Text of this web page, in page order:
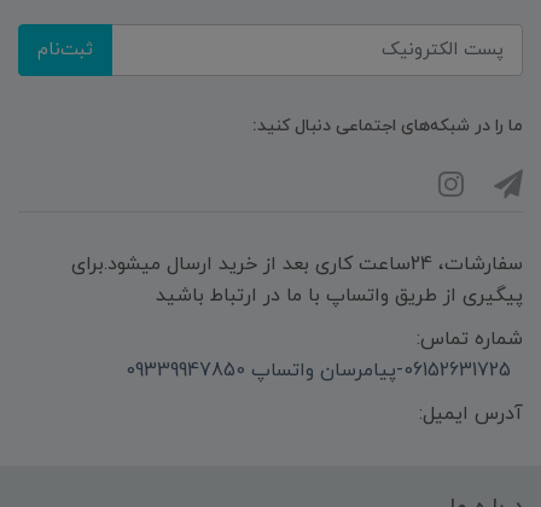
ثبت‌نام
ما را در شبکه‌های اجتماعی دنبال کنید:
سفارشات، 24ساعت کاری بعد از خرید ارسال میشود.برای
پیگیری از طریق واتساپ با ما در ارتباط باشید
شماره تماس:
06152631725-پیامرسان واتساپ 09339947850
آدرس ایمیل: